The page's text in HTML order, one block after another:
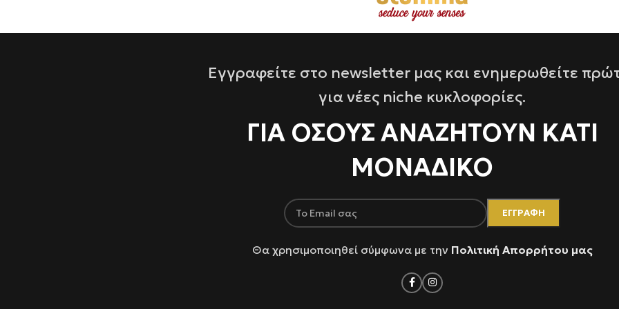
Εγγραφείτε στο newsletter μας και ενημερωθείτε
για νέες niche κυκλοφορίες.
ΓΙΑ ΌΣΟΥΣ ΑΝΑΖΗΤΟΥΝ ΚΑΤΙ
ΜΟΝΑΔΙΚΟ
Θα χρησιμοποιηθεί σύμφωνα με την Πολιτική Απορρήτου μας